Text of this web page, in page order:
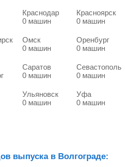
Краснодар
0 машин
Красноярск
0 машин
Омск
0 машин
Оренбург
0 машин
Саратов
0 машин
Севастополь
0 машин
Ульяновск
0 машин
Уфа
0 машин
выпуска в Волгограде: